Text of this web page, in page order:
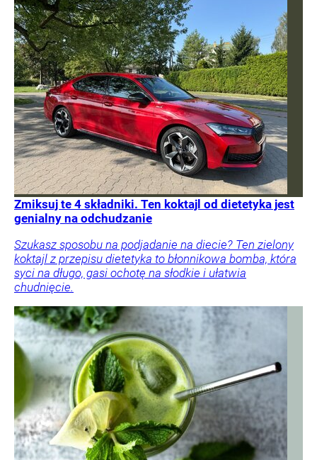
Zmiksuj te 4 składniki. Ten koktajl od dietetyka jest
genialny na odchudzanie
Szukasz sposobu na podjadanie na diecie? Ten zielony
koktajl z przepisu dietetyka to błonnikowa bomba, która
syci na długo, gasi ochotę na słodkie i ułatwia
chudnięcie.